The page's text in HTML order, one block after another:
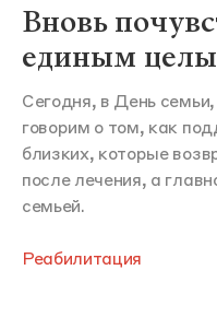
Вновь
единым
Сегодня, в День
говорим о том, как
близких, которые
после лечения, а
семьей.
Реабилитация